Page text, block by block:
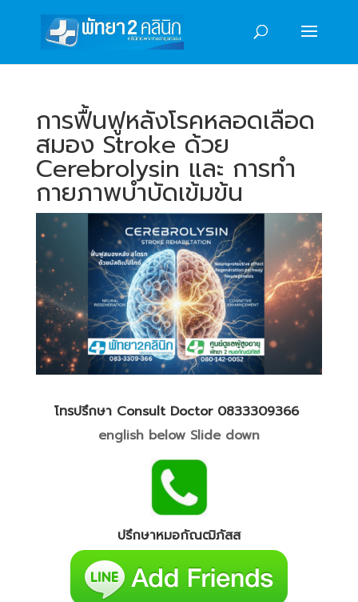
การฟื้นฟูหลังโรคหลอดเลือด
สมอง Stroke ด้วย
Cerebrolysin และ การทำ
กายภาพบำบัดเข้มข้น
โทรปรึกษา Consult Doctor 0833309366
english below Slide down
ปรึกษาหมอกัณฒิภัสส